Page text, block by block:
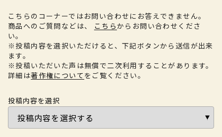
こちらのコーナーではお問い合わせにお答えできません。
商品へのご質問などは、
こちらからお問い合わせくださ
い。
※投稿内容を選択いただけると、下記ボタンから送信が出来
ます。
※投稿いただいた声は無償で二次利用することがあります。
詳細は著作権について をご覧ください。
投稿内容を選択